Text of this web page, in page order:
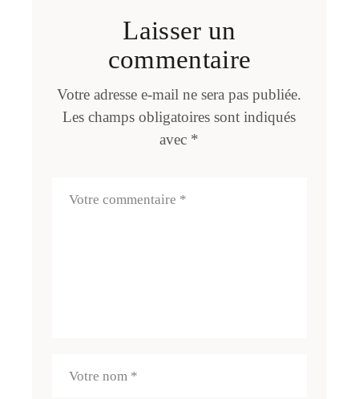
Laisser un
commentaire
Votre adresse e-mail ne sera pas publiée.
Les champs obligatoires sont indiqués
avec *